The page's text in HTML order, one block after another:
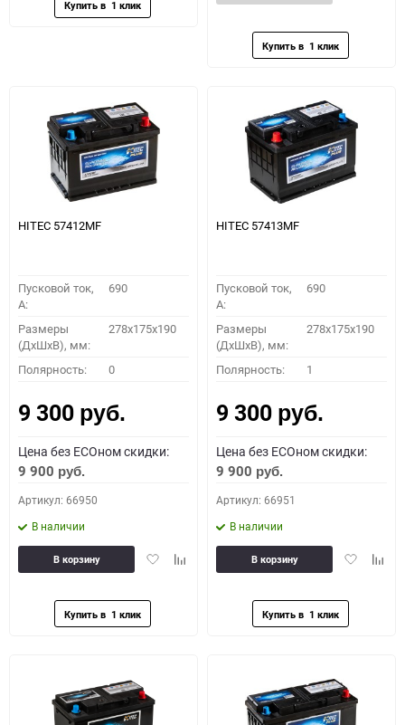
HITEC 57412MF
Пусковой ток,
A:
690
Размеры
(ДхШхВ), мм:
278x175x190
Полярность: 0
9 300 руб.
Цена без ECOном скидки:
9 900 руб.
Артикул: 66950
В наличии
ДобавитьДобавить
В корзину
HITEC 57413MF
Пусковой ток,
A:
690
Размеры
(ДхШхВ), мм:
278x175x190
Полярность: 1
9 300 руб.
Цена без ECOном скидки:
9 900 руб.
Артикул: 66951
В наличии
Добавить
В корзину